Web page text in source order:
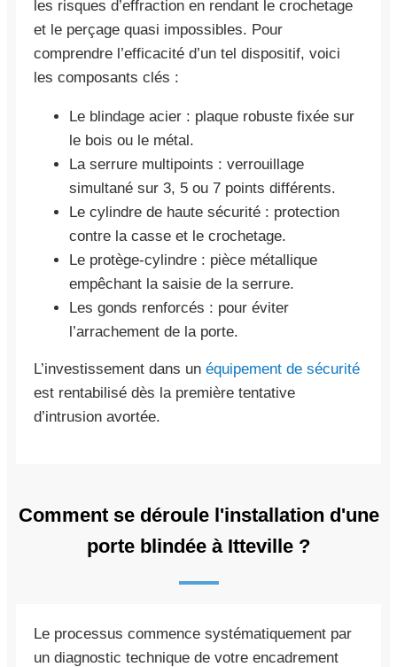
les risques d’effraction en rendant le crochetage
et le perçage quasi impossibles. Pour
comprendre l’efficacité d’un tel dispositif, voici
les composants clés :
Le blindage acier : plaque robuste fixée sur
le bois ou le métal.
La serrure multipoints : verrouillage
simultané sur 3, 5 ou 7 points différents.
Le cylindre de haute sécurité : protection
contre la casse et le crochetage.
Le protège-cylindre : pièce métallique
empêchant la saisie de la serrure.
Les gonds renforcés : pour éviter
l’arrachement de la porte.
L’investissement dans un équipement de sécurité
est rentabilisé dès la première tentative
d’intrusion avortée.
Comment se déroule l'installation d'une
porte blindée à Itteville ?
Le processus commence systématiquement par
un diagnostic technique de votre encadrement